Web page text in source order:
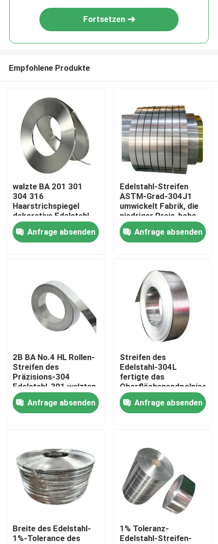
Produkte
Videos
Über uns
Werksbesichtigung
Qualitätskontrolle
Kontakt mit uns
Neuigkeiten
Bitte um ein Angebot
Edelstahl-Platten-Blätter
Fortsetzen
Empfohlene Produkte
walzte BA 201 301
304 316
Haarstrichspiegel
dekorative Edelstahl-
Streifen kalt
Anfrage absenden
Edelstahl-Streifen
ASTM-Grad-304J1
umwickelt Fabrik, die
niedriger Preis-hohe
Qualität/warm gewalzt
kaltwalzte
Anfrage absenden
2B BA No.4 HL Rollen-
Streifen des
Präzisions-304
Edelstahl-301 walzten
kalt
Anfrage absenden
Streifen des
Edelstahl-304L
fertigte das
Oberflächenendpolnisch
der Stärke-
BA/Polished/Brushed
besonders an
Anfrage absenden
Breite des Edelstahl-
1%-Tolerance des
1% Toleranz-
Edelstahl-Streifen-